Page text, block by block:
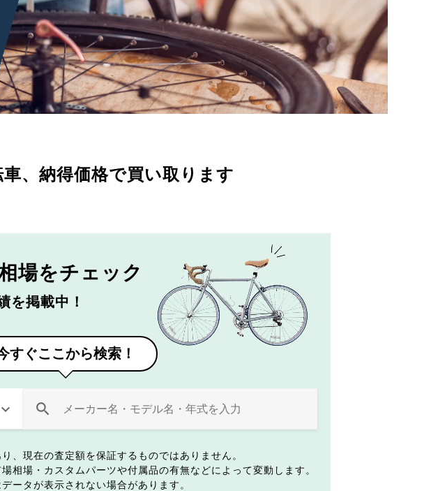
、 納得価格で買い取ります
場をチェック
を掲載中！
すぐここから検索！
、現在の査定額を保証するものではありません。
相場・カスタムパーツや付属品の有無などによって変動します。
ータが表示されない場合があります。